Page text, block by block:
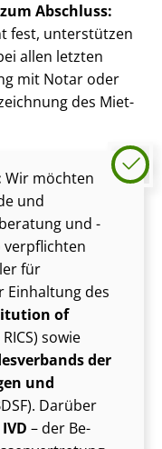
Abschluss:
fest, unterstützen
allen letzten
mit Notar oder
des Miet-
Wir möchten
und
und -
für
Einhaltung des
of
sowie
der
und
Darüber
– der Be­